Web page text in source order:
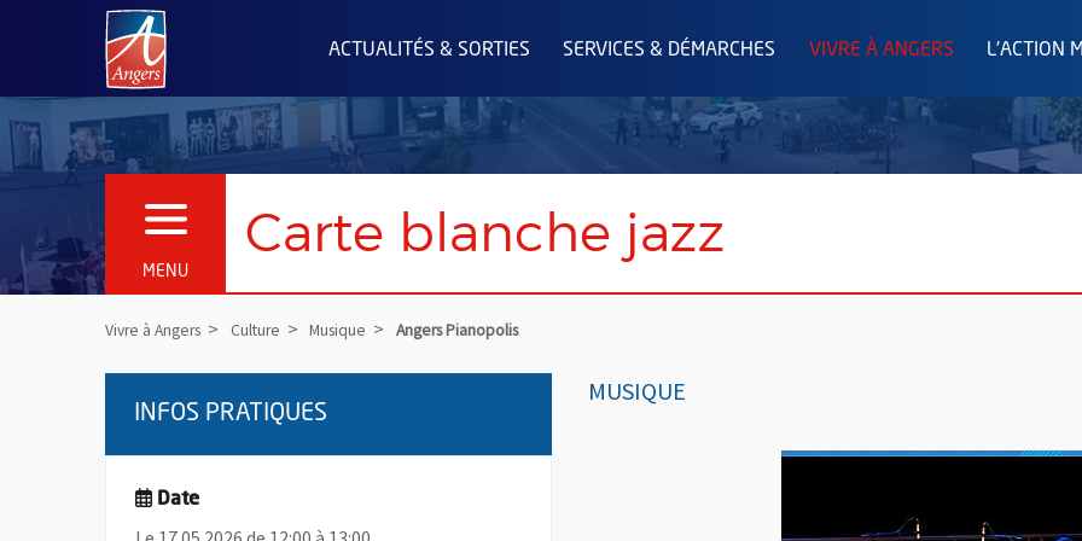
Angers.fr : Retour à l'accueil
ACTUALITÉS & SORTIES SERVICES & DÉMARCHES VIVRE À ANGERS L'ACTION
MENU
OUVRIR LE MENU Carte blanche jazz
Vivre à Angers Culture Musique Angers Pianopolis
MUSIQUE
INFOS PRATIQUES
Date